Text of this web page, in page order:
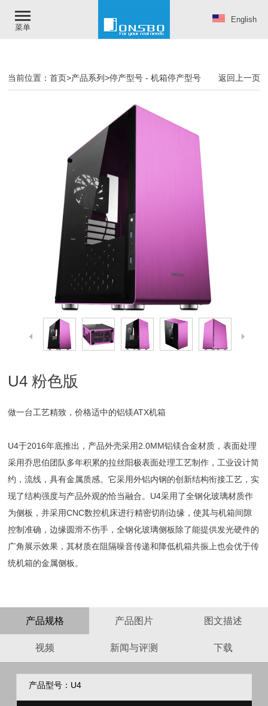
菜单
English
返回上一页
当前位置：首页>产品系列>停产型号 -机箱停产型号
U4 粉色版
做一台工艺精致，价格适中的铝镁ATX机箱
U4于2016年底推出，产品外壳采用2.0MM铝镁合金材质，表面处理
采用乔思伯团队多年积累的拉丝阳极表面处理工艺制作，工业设计简
约，流线，具有金属质感。它采用外铝内钢的创新结构衔接工艺，实
现了结构强度与产品外观的恰当融合。U4采用了全钢化玻璃材质作
为侧板，并采用CNC数控机床进行精密切削边缘，使其与机箱间隙
控制准确，边缘圆滑不伤手，全钢化玻璃侧板除了能提供发光硬件的
广角展示效果，其材质在阻隔噪音传递和降低机箱共振上也会优于传
统机箱的金属侧板。
产品规格 产品图片 图文描述
视频 新闻与评测 下载
产品型号：U4